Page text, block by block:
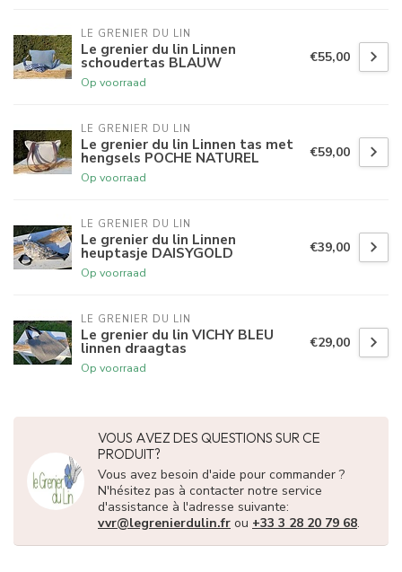
LE GRENIER DU LIN
Le grenier du lin Linnen
schoudertas BLAUW
Op voorraad
€55,00
LE GRENIER DU LIN
Le grenier du lin Linnen tas met
hengsels POCHE NATUREL
Op voorraad
€59,00
LE GRENIER DU LIN
Le grenier du lin Linnen
heuptasje DAISYGOLD
Op voorraad
€39,00
LE GRENIER DU LIN
Le grenier du lin VICHY BLEU
linnen draagtas
Op voorraad
€29,00
VOUS AVEZ DES QUESTIONS SUR CE
PRODUIT?
Vous avez besoin d'aide pour commander ?
N'hésitez pas à contacter notre service
d'assistance à l'adresse suivante:
vvr@legrenierdulin.fr ou +33 3 28 20 79 68.